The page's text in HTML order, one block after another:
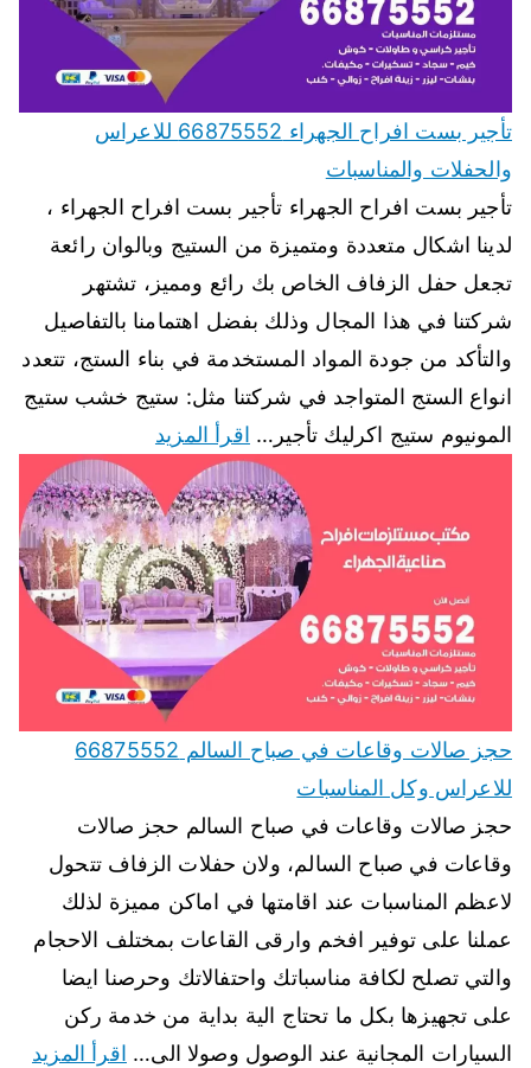
تأجير بست افراح الجهراء 66875552 للاعراس
والحفلات والمناسبات
تأجير بست افراح الجهراء تأجير بست افراح الجهراء ،
لدينا اشكال متعددة ومتميزة من الستيج وبالوان رائعة
تجعل حفل الزفاف الخاص بك رائع ومميز، تشتهر
شركتنا في هذا المجال وذلك بفضل اهتمامنا بالتفاصيل
والتأكد من جودة المواد المستخدمة في بناء الستج، تتعدد
انواع الستج المتواجد في شركتنا مثل: ستيج خشب ستيج
المونيوم ستيج اكرليك تأجير… اقرأ المزيد
حجز صالات وقاعات في صباح السالم 66875552
للاعراس وكل المناسبات
حجز صالات وقاعات في صباح السالم حجز صالات
وقاعات في صباح السالم، ولان حفلات الزفاف تتحول
لاعظم المناسبات عند اقامتها في اماكن مميزة لذلك
عملنا على توفير افخم وارقى القاعات بمختلف الاحجام
والتي تصلح لكافة مناسباتك واحتفالاتك وحرصنا ايضا
على تجهيزها بكل ما تحتاج الية بداية من خدمة ركن
السيارات المجانية عند الوصول وصولا الى… اقرأ المزيد